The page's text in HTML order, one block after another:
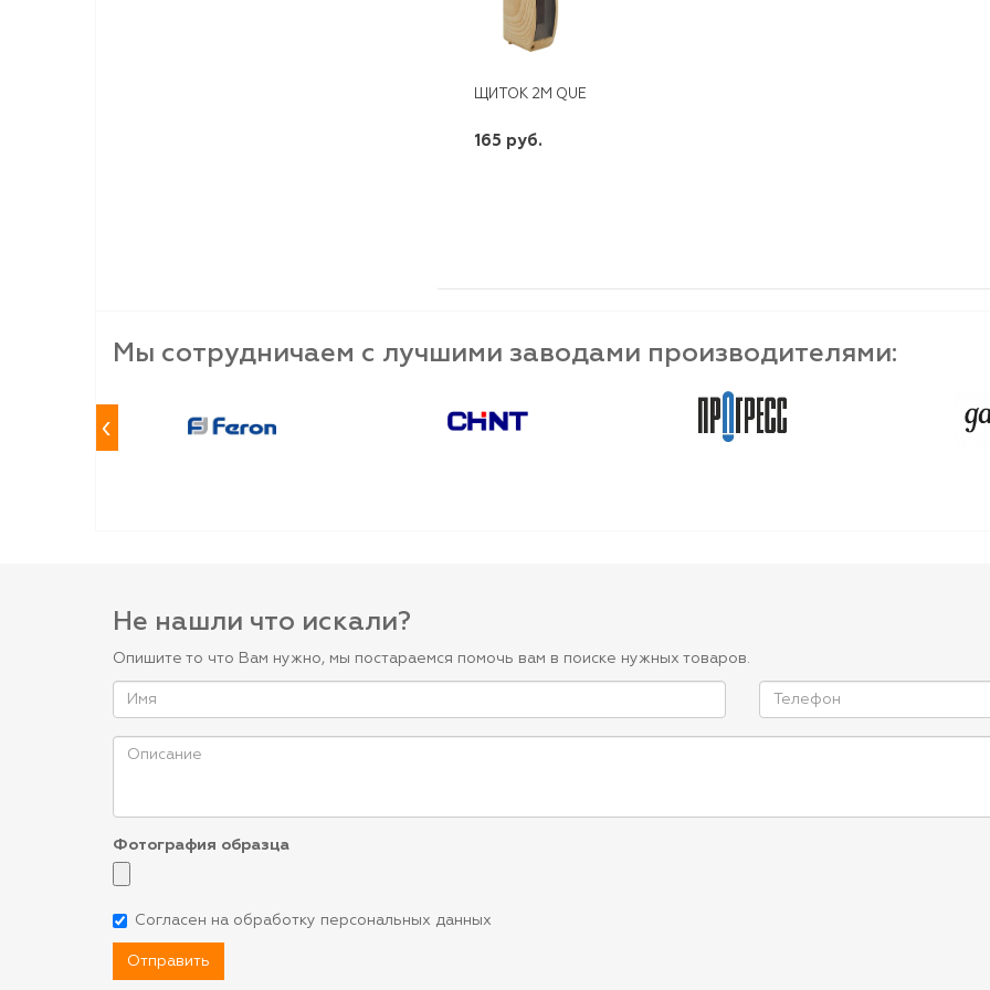
ЩИТОК 2М QUEL IP40 ПРОЗРАЧНАЯ ЧЕРНАЯ ДВЕРЦА СОСНА
165 руб.
Мы сотрудничаем с лучшими заводами производителями:
‹
Не нашли что искали?
Опишите то что Вам нужно, мы постараемся помочь вам в поиске нужных товаров.
Фотография образца
Согласен на обработку персональных данных
Отправить